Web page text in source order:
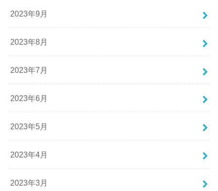
2023年9月
2023年8月
2023年7月
2023年6月
2023年5月
2023年4月
2023年3月